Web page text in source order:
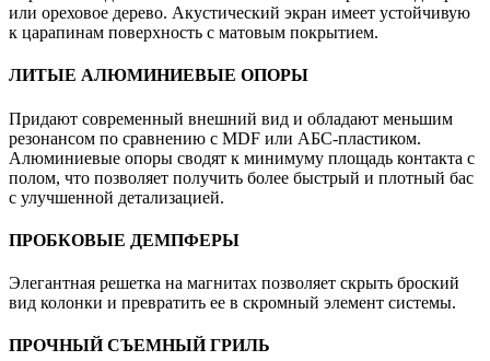
или ореховое дерево. Акустический экран имеет устойчивую
к царапинам поверхность с матовым покрытием.
ЛИТЫЕ АЛЮМИНИЕВЫЕ ОПОРЫ
Придают современный внешний вид и обладают меньшим
резонансом по сравнению с MDF или АБС-пластиком.
Алюминиевые опоры сводят к минимуму площадь контакта с
полом, что позволяет получить более быстрый и плотный бас
с улучшенной детализацией.
ПРОБКОВЫЕ ДЕМПФЕРЫ
Элегантная решетка на магнитах позволяет скрыть броский
вид колонки и превратить ее в скромный элемент системы.
ПРОЧНЫЙ СЪЕМНЫЙ ГРИЛЬ